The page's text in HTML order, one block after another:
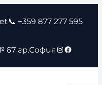
📞 +359 877 277 595
67 гр.София Instagram
Facebook